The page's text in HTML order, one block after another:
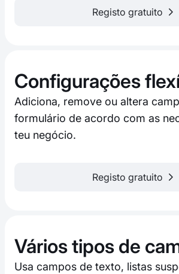
Registo gratuito
Configurações
Adiciona, remove ou altera
formulário de acordo com as
teu negócio.
Registo gratuito
Vários tipos de
Usa campos de texto, listas